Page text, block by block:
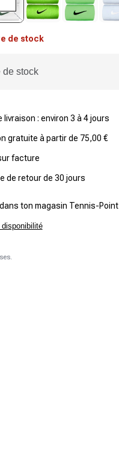
même
page.
de stock
de stock
livraison : environ 3 à 4 jours
gratuite à partir de 75,00 €
facture
de retour de 30 jours
ton magasin Tennis-Point